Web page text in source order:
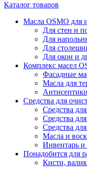
Каталог товаров
Масла OSMO для
Для стен и
Для
Для
Для окон и
Комплекс масел
Фасадные
Масла для
Средства для
Средства
Средства
Средства
Масла и
Инвентарь
Понадобится для
Кисти,